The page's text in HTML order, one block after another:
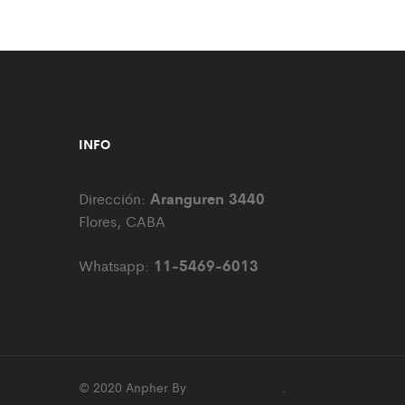
INFO
Dirección: Aranguren 3440
Flores, CABA
Whatsapp: 11-5469-6013
© 2020 Anpher By